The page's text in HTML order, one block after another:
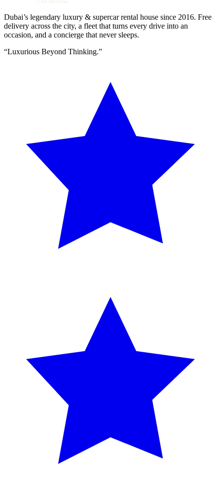
Dubai’s legendary luxury & supercar rental house since 2016. Free
delivery across the city, a fleet that turns every drive into an
occasion, and a concierge that never sleeps.
“Luxurious Beyond Thinking.”